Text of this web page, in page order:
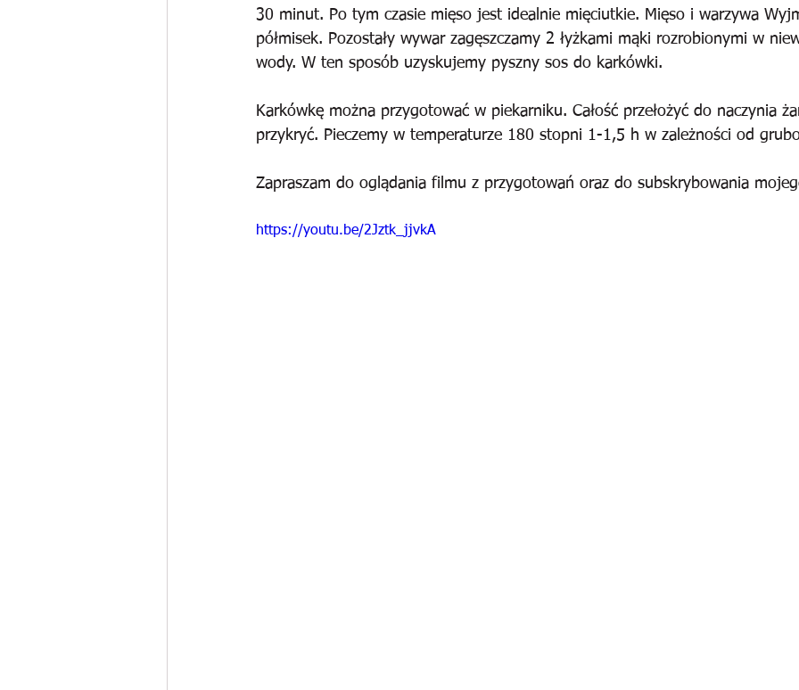
30 minut. Po tym czasie mięso jest idealnie mięciutkie. Mięso i warzywa
półmisek. Pozostały wywar zagęszczamy 2 łyżkami mąki rozrobionymi w
wody. W ten sposób uzyskujemy pyszny sos do karkówki.
Karkówkę można przygotować w piekarniku. Całość przełożyć do naczynia
przykryć. Pieczemy w temperaturze 180 stopni 1-1,5 h w zależności od
Zapraszam do oglądania filmu z przygotowań oraz do subskrybowania
https://youtu.be/2Jztk_jjvkA